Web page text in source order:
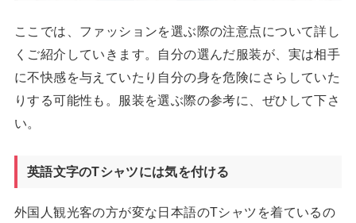
ここでは、ファッションを選ぶ際の注意点について詳し
くご紹介していきます。自分の選んだ服装が、実は相手
に不快感を与えていたり自分の身を危険にさらしていた
りする可能性も。服装を選ぶ際の参考に、ぜひして下さ
い。
英語文字のTシャツには気を付ける
外国人観光客の方が変な日本語のTシャツを着ているの